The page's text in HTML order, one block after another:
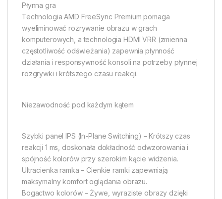
Płynna gra
Technologia AMD FreeSync Premium pomaga
wyeliminować rozrywanie obrazu w grach
komputerowych, a technologia HDMI VRR (zmienna
częstotliwość odświeżania) zapewnia płynność
działania i responsywność konsoli na potrzeby płynnej
rozgrywki i krótszego czasu reakcji.
Niezawodność pod każdym kątem
Szybki panel IPS (In-Plane Switching) – Krótszy czas
reakcji 1 ms, doskonała dokładność odwzorowania i
spójność kolorów przy szerokim kącie widzenia.
Ultracienka ramka – Cienkie ramki zapewniają
maksymalny komfort oglądania obrazu.
Bogactwo kolorów – Żywe, wyraziste obrazy dzięki